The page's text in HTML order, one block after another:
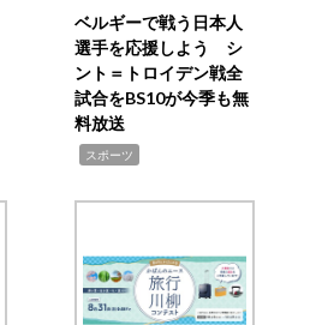
ベルギーで戦う日本人
選手を応援しよう シ
ント＝トロイデン戦全
試合をBS10が今季も無
料放送
スポーツ